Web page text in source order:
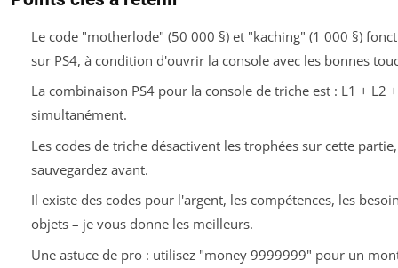
Le code "motherlode" (50 000 §) et "kaching" (1 000 §)
sur PS4, à condition d'ouvrir la console avec les bonnes
La combinaison PS4 pour la console de triche est : L1 + L2
simultanément.
Les codes de triche désactivent les trophées sur cette
sauvegardez avant.
Il existe des codes pour l'argent, les compétences, les
objets – je vous donne les meilleurs.
Une astuce de pro : utilisez "money 9999999" pour un